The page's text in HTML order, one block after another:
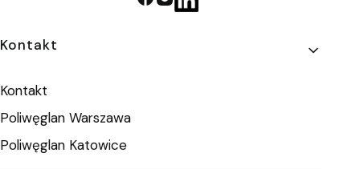
Linki w stopce
Kontakt
Kontakt
Poliwęglan Warszawa
Poliwęglan Katowice